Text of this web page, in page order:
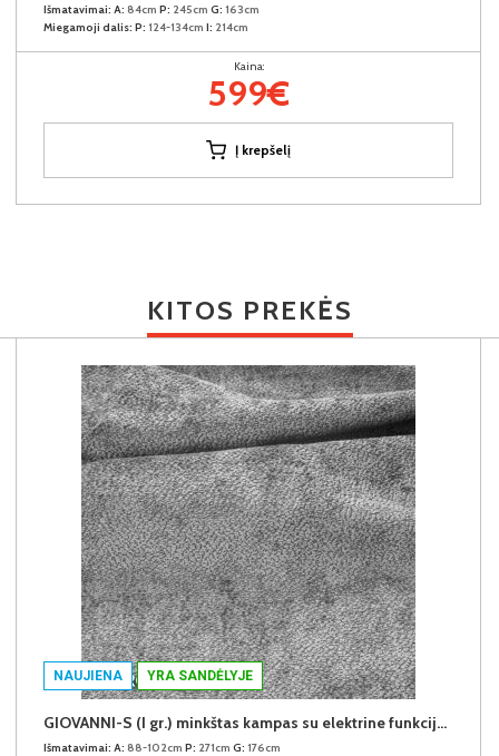
Išmatavimai: A: 84cm P: 245cm G: 163cm
Miegamoji dalis: P: 124-134cm I: 214cm
Kaina:
599€
Į krepšelį
KITOS PREKĖS
NAUJIENA YRA SANDĖLYJE
GIOVANNI-S (I gr.) minkštas kampas su elektrine funkcija (Aphrodite-21) K
Išmatavimai: A: 88-102cm P: 271cm G: 176cm